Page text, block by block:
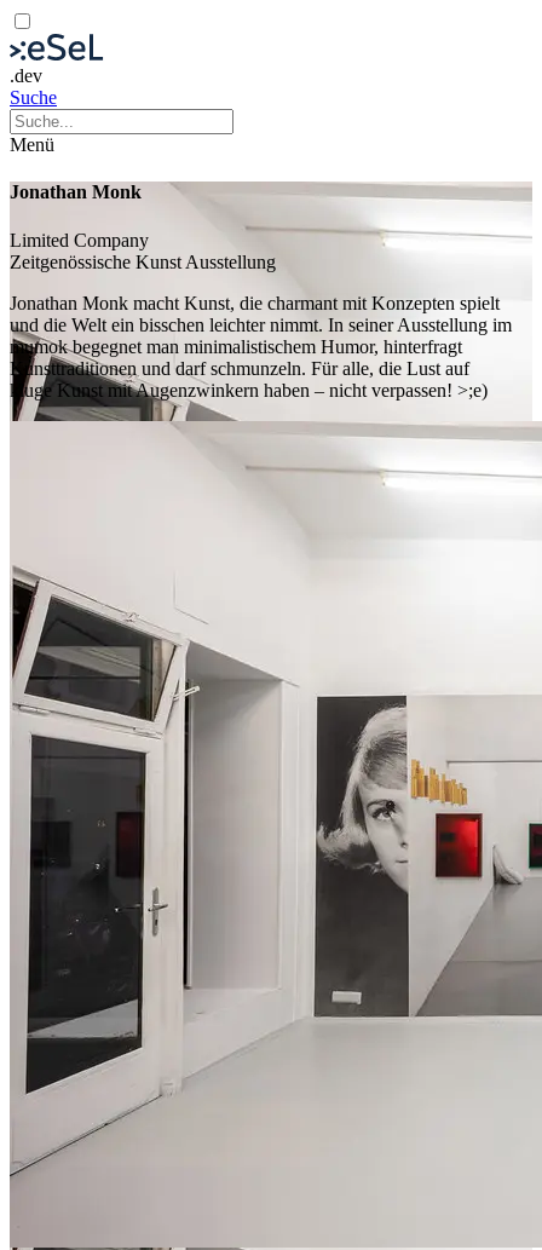
.dev
Suche
Menü
Jonathan Monk
Limited Company
Zeitgenössische Kunst Ausstellung
Jonathan Monk macht Kunst, die charmant mit Konzepten spielt
und die Welt ein bisschen leichter nimmt. In seiner Ausstellung im
mumok begegnet man minimalistischem Humor, hinterfragt
Kunsttraditionen und darf schmunzeln. Für alle, die Lust auf
kluge Kunst mit Augenzwinkern haben – nicht verpassen! >;e)